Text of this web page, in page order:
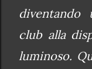
diventando
club alla
luminoso.